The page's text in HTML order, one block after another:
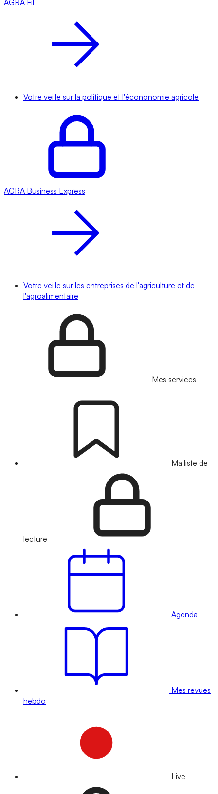
AGRA Fil
Votre veille sur la politique et l'écononomie agricole
AGRA Business Express
Votre veille sur les entreprises de l'agriculture et de
l'agroalimentaire
Mes services
Ma liste de
lecture
Agenda
Mes revues
hebdo
Live